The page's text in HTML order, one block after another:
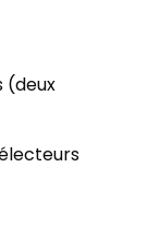
(deux